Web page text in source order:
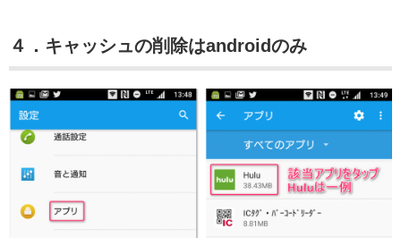
４．キャッシュの削除はandroidのみ